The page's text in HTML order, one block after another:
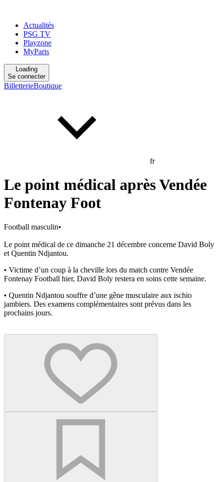
Actualités
PSG TV
Playzone
MyParis
Loading
Se connecter
BilletterieBoutique
fr
Le point médical après Vendée
Fontenay Foot
Football masculin•
Le point médical de ce dimanche 21 décembre concerne David Boly
et Quentin Ndjantou.
•⁠ ⁠Victime d’un coup à la cheville lors du match contre Vendée
Fontenay Football hier, David Boly restera en soins cette semaine.
•⁠ ⁠Quentin Ndjantou souffre d’une gêne musculaire aux ischio
jambiers. Des examens complémentaires sont prévus dans les
prochains jours.